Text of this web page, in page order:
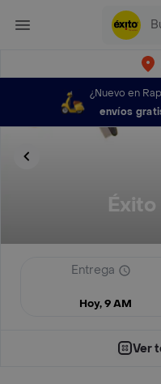
¿Nuevo en
envíos
Entrega
Hoy, 9 AM
Ver